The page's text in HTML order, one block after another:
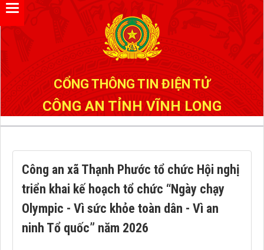
CỔNG THÔNG TIN ĐIỆN TỬ
CÔNG AN TỈNH VĨNH LONG
Công an xã Thạnh Phước tổ chức Hội nghị
triển khai kế hoạch tổ chức “Ngày chạy
Olympic - Vì sức khỏe toàn dân - Vì an
ninh Tổ quốc” năm 2026